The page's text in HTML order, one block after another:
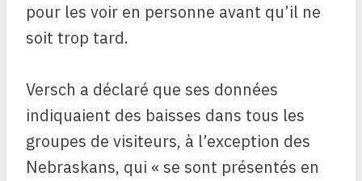
pour les voir en personne avant qu’il ne
soit trop tard.
Versch a déclaré que ses données
indiquaient des baisses dans tous les
groupes de visiteurs, à l’exception des
Nebraskans, qui « se sont présentés en